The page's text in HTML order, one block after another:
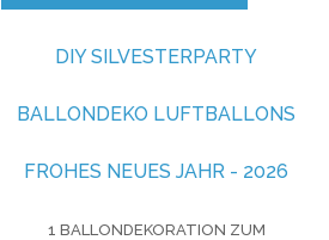
DIY SILVESTERPARTY
BALLONDEKO LUFTBALLONS
FROHES NEUES JAHR - 2026
1 BALLONDEKORATION ZUM